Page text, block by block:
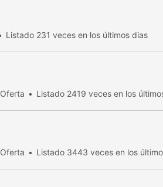
Listado 231 veces en los últimos dias
Oferta Listado 2419 veces en los
Oferta Listado 3443 veces en los